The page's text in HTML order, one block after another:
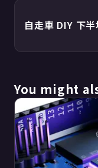
自走車 DIY 下
You might